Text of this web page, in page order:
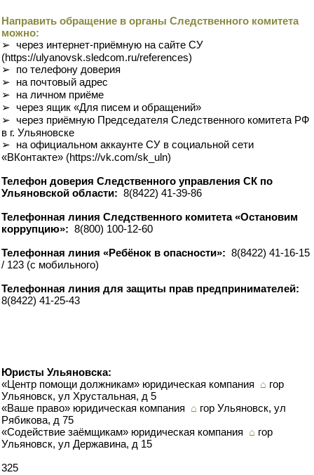
Направить обращение в органы Следственного комитета
можно:
➢ через интернет-приёмную на сайте СУ
(https://ulyanovsk.sledcom.ru/references)
➢ по телефону доверия
➢ на почтовый адрес
➢ на личном приёме
➢ через ящик «Для писем и обращений»
➢ через приёмную Председателя Следственного комитета РФ
в г. Ульяновске
➢ на официальном аккаунте СУ в социальной сети
«ВКонтакте» (https://vk.com/sk_uln)
Телефон доверия Следственного управления СК по
Ульяновской области: 8(8422) 41-39-86
Телефонная линия Следственного комитета «Остановим
коррупцию»: 8(800) 100-12-60
Телефонная линия «Ребёнок в опасности»: 8(8422) 41-16-15
/ 123 (с мобильного)
Телефонная линия для защиты прав предпринимателей:
8(8422) 41-25-43
Юристы Ульяновска:
«Центр помощи должникам» юридическая компания ⌂ гор
Ульяновск, ул Хрустальная, д 5
«Ваше право» юридическая компания ⌂ гор Ульяновск, ул
Рябикова, д 75
«Содействие заёмщикам» юридическая компания ⌂ гор
Ульяновск, ул Державина, д 15
325